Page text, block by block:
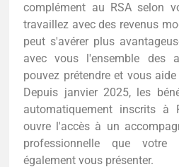
complément au RSA selon
travaillez avec des revenus
peut s'avérer plus
avec vous l'ensemble des
pouvez prétendre et vous
Depuis janvier 2025, les
automatiquement inscrits à
ouvre l'accès à un
professionnelle que votre
également vous présenter.